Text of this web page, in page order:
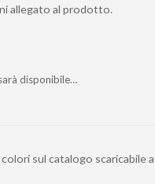
allegato al prodotto.
disponibile…
sul catalogo scaricabile